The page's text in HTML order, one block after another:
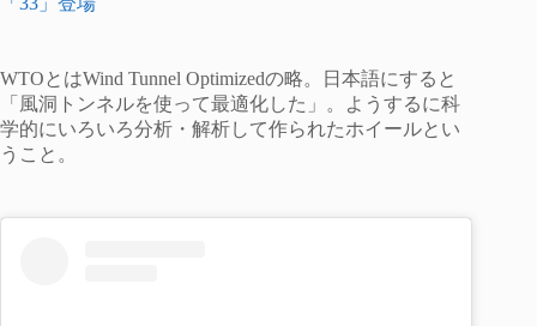
WTOとはWind Tunnel Optimizedの略。日本語にすると
「風洞トンネルを使って最適化した」。ようするに科
学的にいろいろ分析・解析して作られたホイールとい
うこと。